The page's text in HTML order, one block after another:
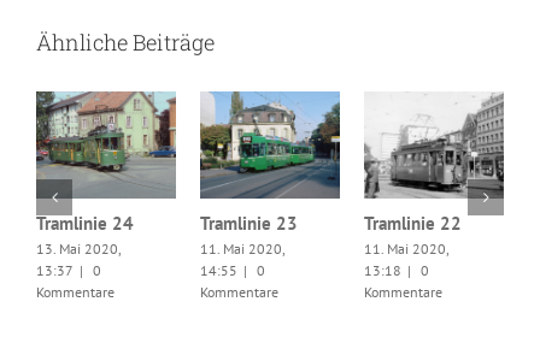
Ähnliche Beiträge
Tramlinie 24
13. Mai 2020,
13:37 | 0
Kommentare
Tramlinie 23
11. Mai 2020,
14:55 | 0
Kommentare
Tramlinie 22
11. Mai 2020,
13:18 | 0
Kommentare